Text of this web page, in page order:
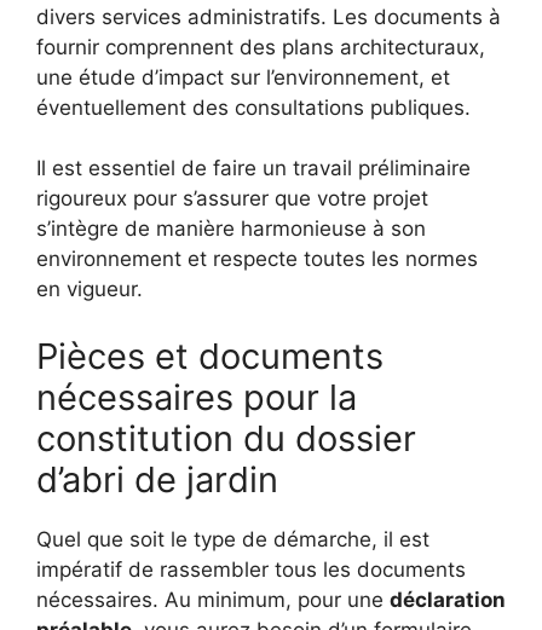
divers services administratifs. Les documents à
fournir comprennent des plans architecturaux,
une étude d’impact sur l’environnement, et
éventuellement des consultations publiques.
Il est essentiel de faire un travail préliminaire
rigoureux pour s’assurer que votre projet
s’intègre de manière harmonieuse à son
environnement et respecte toutes les normes
en vigueur.
Pièces et documents
nécessaires pour la
constitution du dossier
d’abri de jardin
Quel que soit le type de démarche, il est
impératif de rassembler tous les documents
nécessaires. Au minimum, pour une déclaration